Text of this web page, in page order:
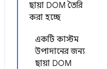
ছায়া DOM তৈরি
করা হচ্ছে
একটি কাস্টম
উপাদানের জন্য
ছায়া DOM